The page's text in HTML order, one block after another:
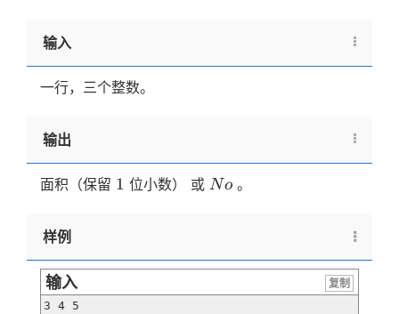
输入
一行，三个整数。
输出
面积（保留 1
1 位小数） 或 No
No 。
样例
输入
复制
3 4 5